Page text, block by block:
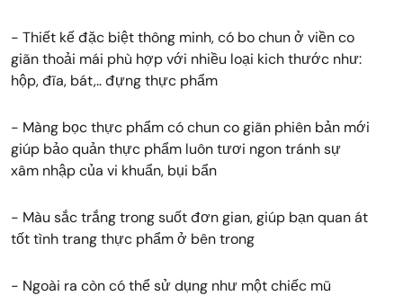
- Thiết kế đặc biệt thông minh, có bo chun ở viền co
giãn thoải mái phù hợp với nhiều loại kich thước như:
hộp, đĩa, bát,.. đựng thực phẩm
- Màng bọc thực phẩm có chun co giãn phiên bản mới
giúp bảo quản thực phẩm luôn tươi ngon tránh sự
xâm nhập của vi khuẩn, bụi bẩn
- Màu sắc trắng trong suốt đơn gian, giúp bạn quan át
tốt tình trang thực phẩm ở bên trong
- Ngoài ra còn có thể sử dụng như một chiếc mũ